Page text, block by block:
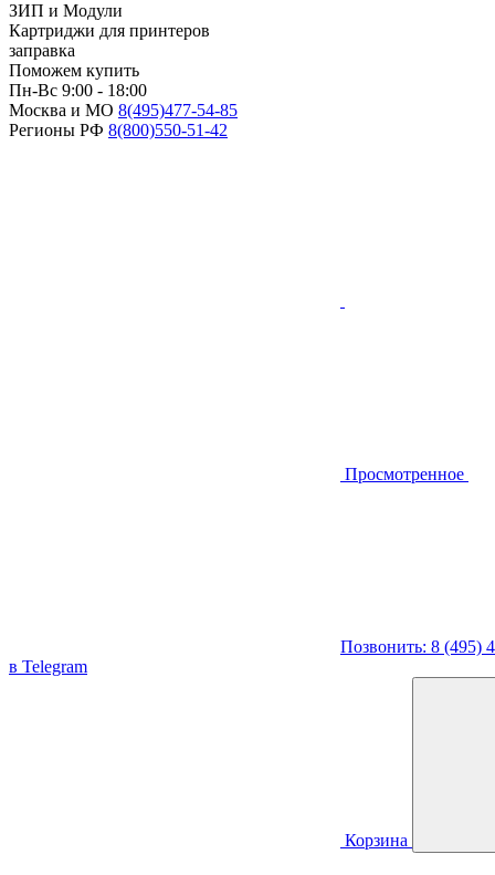
ЗИП и Модули
Картриджи для принтеров
заправка
Поможем купить
Пн-Вс 9:00 - 18:00
Москва и МО 8(495)477-54-85
Регионы РФ 8(800)550-51-42
Просмотренное
Позвонить: 8 (495)
в Telegram
Корзина